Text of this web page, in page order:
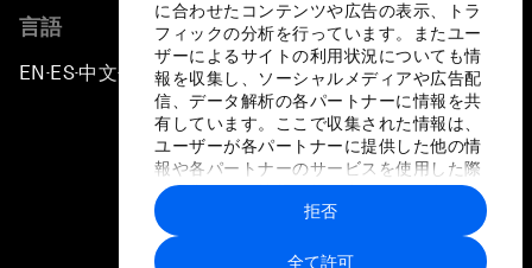
に合わせたコンテンツや広告の表示、トラ
フィックの分析を行っています。またユー
ザーによるサイトの利用状況についても情
報を収集し、ソーシャルメディアや広告配
信、データ解析の各パートナーに情報を共
有しています。ここで収集された情報は、
ユーザーが各パートナーに提供した他の情
報や各パートナーのサービスを使用した際
に収集された情報と組み合わされ、各パー
トナーによって使用されることがありま
す。
全て許可
拒否
言語
EN ▪ES▪中文▪ 日本語
プライバシーポリシーと利用規約